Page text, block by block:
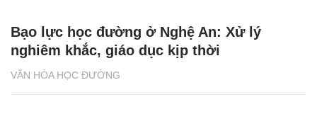
VĂN HÓA HỌC ĐƯỜNG
Bạo lực học đường ở Nghệ An: Xử lý
nghiêm khắc, giáo dục kịp thời